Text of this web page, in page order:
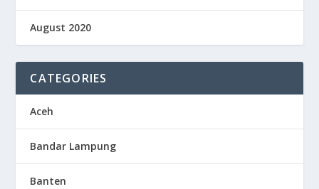
August 2020
CATEGORIES
Aceh
Bandar Lampung
Banten